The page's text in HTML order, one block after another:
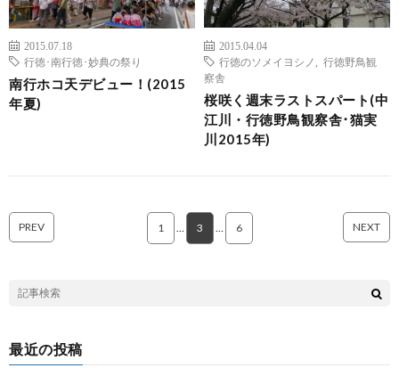
2015.07.18
行徳･南行徳･妙典の祭り
南行ホコ天デビュー！(2015
年夏)
2015.04.04
行徳のソメイヨシノ
行徳野鳥観
察舎
桜咲く週末ラストスパート(中
江川・行徳野鳥観察舎･猫実
川2015年)
PREV 1 3 6 NEXT
最近の投稿